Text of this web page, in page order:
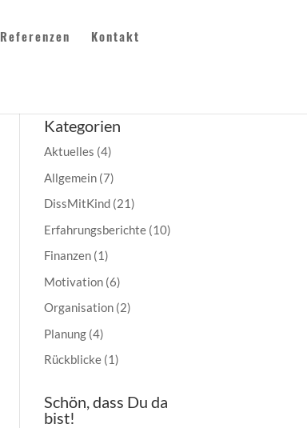
Referenzen Kontakt
Kategorien
Aktuelles (4)
Allgemein (7)
DissMitKind (21)
Erfahrungsberichte (10)
Finanzen (1)
Motivation (6)
Organisation (2)
Planung (4)
Rückblicke (1)
Schön, dass Du da
bist!